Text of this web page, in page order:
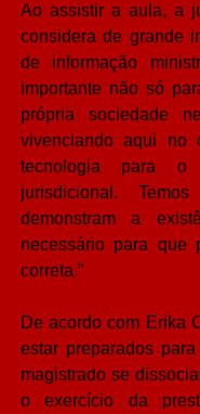
Ao assistir a aula, a
considera de grande
de informação
importante não só
própria sociedade
vivenciando aqui no
tecnologia para o
jurisdicional.
demonstram a
necessário para que
correta.”
De acordo com Erika
estar preparados
magistrado se
o exercício da